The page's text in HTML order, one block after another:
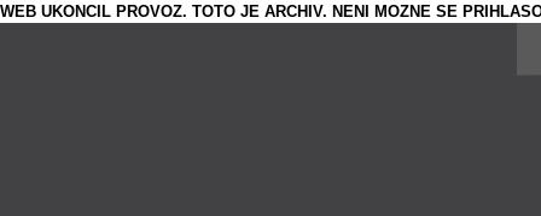
WEB UKONCIL PROVOZ. TOTO JE ARCHIV. NENI MOZNE SE